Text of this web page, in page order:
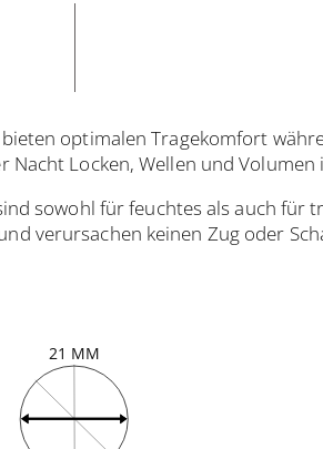
optimalen Tragekomfort
Locken, Wellen und Volumen
sowohl für feuchtes als auch für
verursachen keinen Zug oder
21 MM